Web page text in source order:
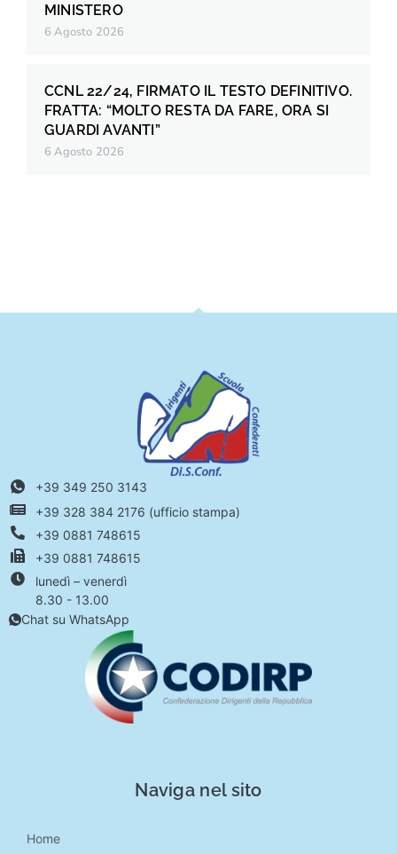
MINISTERO
6 Agosto 2026
CCNL 22/24, FIRMATO IL TESTO DEFINITIVO.
FRATTA: “MOLTO RESTA DA FARE, ORA SI
GUARDI AVANTI”
6 Agosto 2026
+39 349 250 3143
+39 328 384 2176 (ufficio stampa)
+39 0881 748615
+39 0881 748615
lunedì – venerdì
8.30 - 13.00
Chat su WhatsApp
Naviga nel sito
Home